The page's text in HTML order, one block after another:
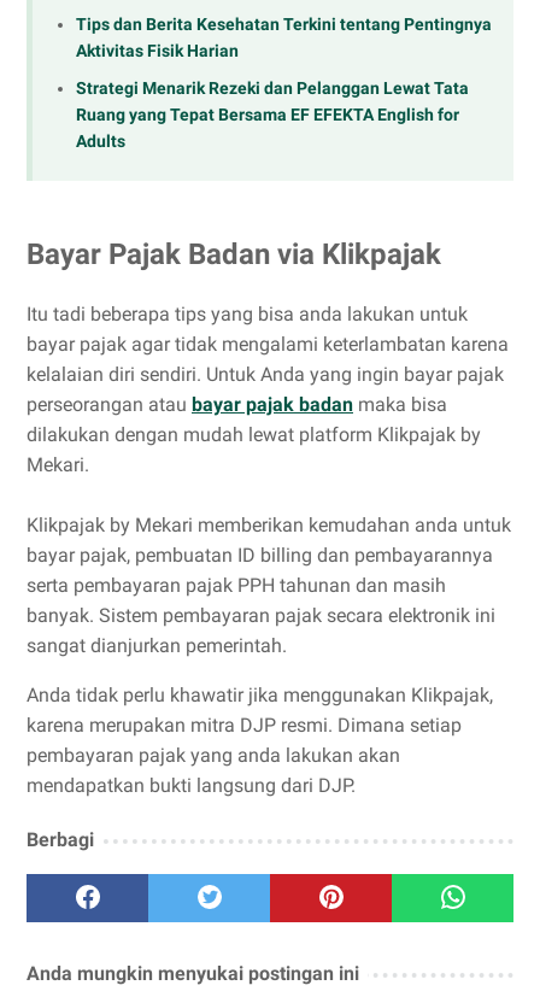
Tips dan Berita Kesehatan Terkini tentang Pentingnya
Aktivitas Fisik Harian
Strategi Menarik Rezeki dan Pelanggan Lewat Tata
Ruang yang Tepat Bersama EF EFEKTA English for
Adults
Bayar Pajak Badan via Klikpajak
Itu tadi beberapa tips yang bisa anda lakukan untuk
bayar pajak agar tidak mengalami keterlambatan karena
kelalaian diri sendiri. Untuk Anda yang ingin bayar pajak
perseorangan atau bayar pajak badan maka bisa
dilakukan dengan mudah lewat platform Klikpajak by
Mekari.
Klikpajak by Mekari memberikan kemudahan anda untuk
bayar pajak, pembuatan ID billing dan pembayarannya
serta pembayaran pajak PPH tahunan dan masih
banyak. Sistem pembayaran pajak secara elektronik ini
sangat dianjurkan pemerintah.
Anda tidak perlu khawatir jika menggunakan Klikpajak,
karena merupakan mitra DJP resmi. Dimana setiap
pembayaran pajak yang anda lakukan akan
mendapatkan bukti langsung dari DJP.
Berbagi
Anda mungkin menyukai postingan ini